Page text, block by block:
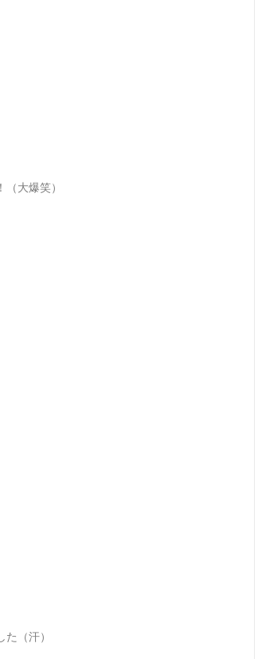
大爆笑）
（汗）